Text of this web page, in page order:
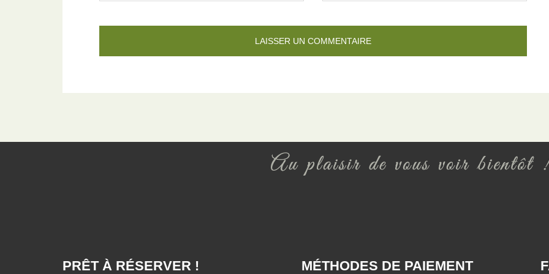
PRÊT À RÉSERVER ! MÉTHODES DE PAIEMENT